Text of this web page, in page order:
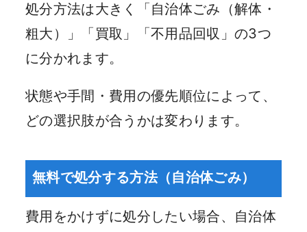
処分方法は大きく「自治体ごみ（解体・
粗大）」「買取」「不用品回収」の3つ
に分かれます。
状態や手間・費用の優先順位によって、
どの選択肢が合うかは変わります。
無料で処分する方法（自治体ごみ）
費用をかけずに処分したい場合、自治体